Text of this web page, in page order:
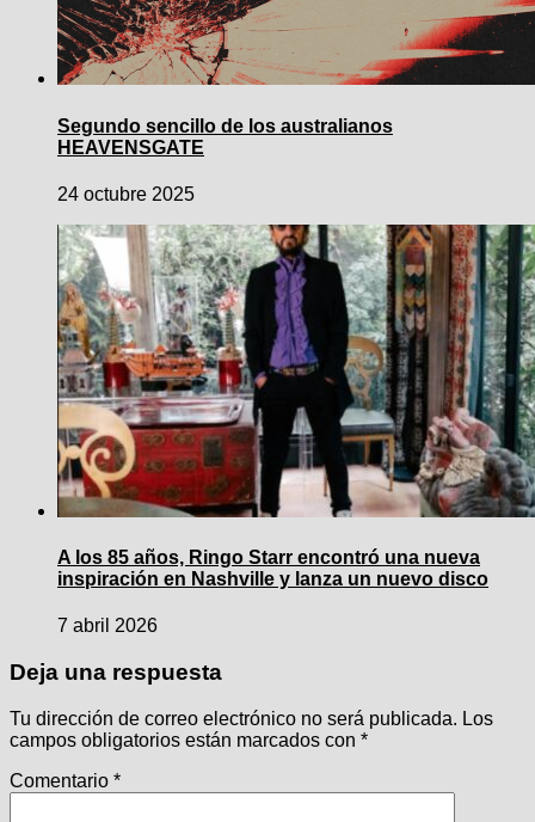
Segundo sencillo de los australianos
HEAVENSGATE
24 octubre 2025
A los 85 años, Ringo Starr encontró una nueva
inspiración en Nashville y lanza un nuevo disco
7 abril 2026
Deja una respuesta
Tu dirección de correo electrónico no será publicada. Los
campos obligatorios están marcados con *
Comentario *